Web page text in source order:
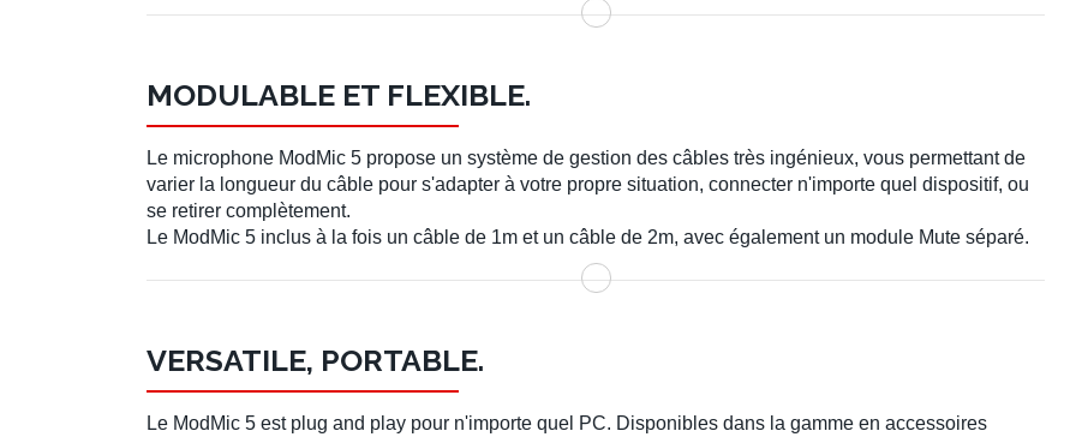
MODULABLE ET FLEXIBLE.
Le microphone ModMic 5 propose un système de gestion des câbles très ingénieux, vous permettant de
varier la longueur du câble pour s'adapter à votre propre situation, connecter n'importe quel dispositif, ou
se retirer complètement.
Le ModMic 5 inclus à la fois un câble de 1m et un câble de 2m, avec également un module Mute séparé.
VERSATILE, PORTABLE.
Le ModMic 5 est plug and play pour n'importe quel PC. Disponibles dans la gamme en accessoires